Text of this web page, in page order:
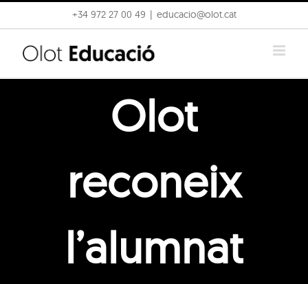
to
content
+34 972 27 00 49 educacio@olot.cat
Olot
reconeix
l’alumnat